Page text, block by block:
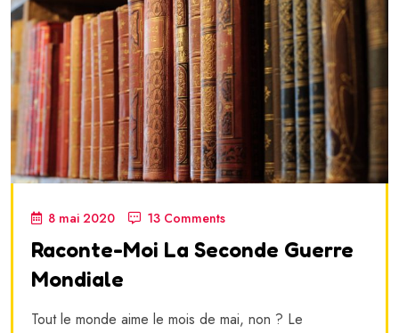
8 mai 2020 13 Comments
Raconte-Moi La Seconde Guerre
Mondiale
Tout le monde aime le mois de mai, non ? Le